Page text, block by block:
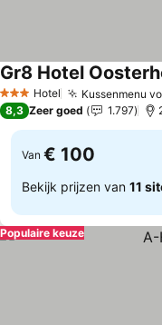
3 SterrenHotel Kussenmenu
Gr8 Hotel
8,3 Zeer goed 1.797
Van € 100
Bekijk prijzen van 11
Populaire keuze